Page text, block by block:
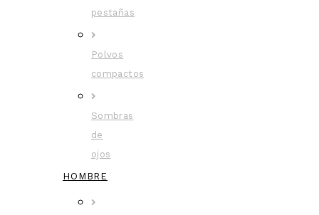
pestañas
Polvos
compactos
Sombras
de
ojos
HOMBRE